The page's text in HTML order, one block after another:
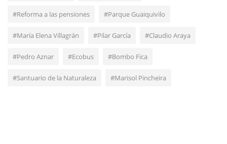
#Reforma a las pensiones #Parque Guaiquivilo
#María Elena Villagrán #Pilar García #Claudio Araya
#Pedro Aznar #Ecobus #Bombo Fica
#Santuario de la Naturaleza #Marisol Pincheira